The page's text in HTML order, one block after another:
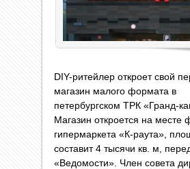
DIY-ритейлер откроет свой
магазин малого формата в
петербургском ТРК «Гранд-
Магазин откроется на месте
гипермаркета «К-раута»,
составит 4 тысячи кв. м,
«Ведомости». Член совета